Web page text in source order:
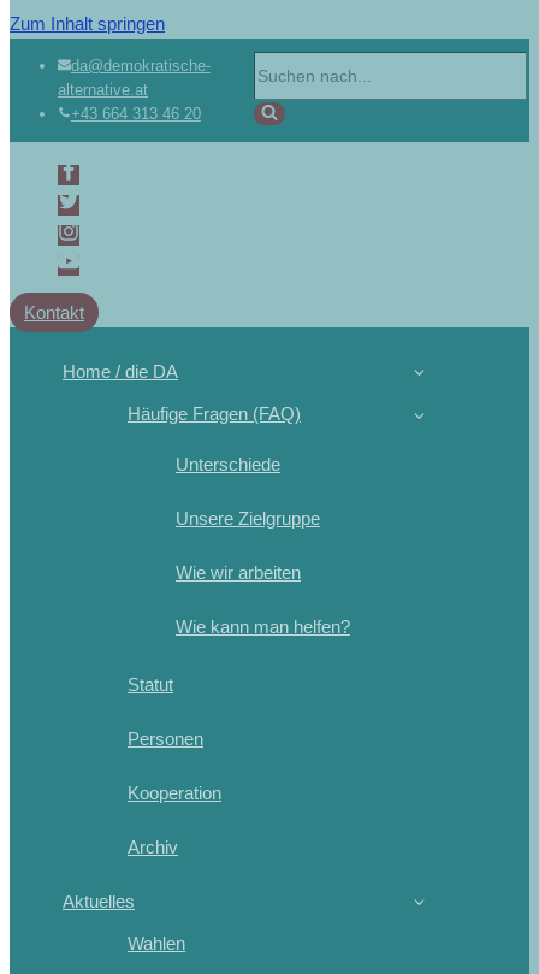
Zum Inhalt springen
da@demokratische-
alternative.at
+43 664 313 46 20
Kontakt
Home / die DA
Häufige Fragen (FAQ)
Unterschiede
Unsere Zielgruppe
Wie wir arbeiten
Wie kann man helfen?
Statut
Personen
Kooperation
Archiv
Aktuelles
Wahlen